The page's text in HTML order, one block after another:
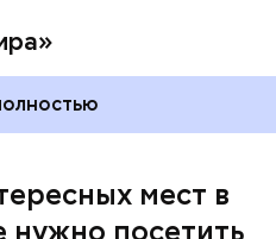
мест в
нужно посетить